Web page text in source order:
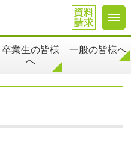
卒業生の皆様
へ
一般の皆様へ